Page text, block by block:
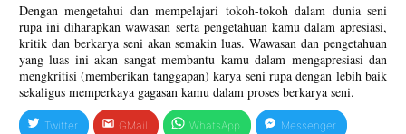
Dengan mengetahui dan mempelajari tokoh-tokoh dalam dunia seni
rupa ini diharapkan wawasan serta pengetahuan kamu dalam apresiasi,
kritik dan berkarya seni akan semakin luas. Wawasan dan pengetahuan
yang luas ini akan sangat membantu kamu dalam mengapresiasi dan
mengkritisi (memberikan tanggapan) karya seni rupa dengan lebih baik
sekaligus memperkaya gagasan kamu dalam proses berkarya seni.
Twitter GMail WhatsApp Messenger